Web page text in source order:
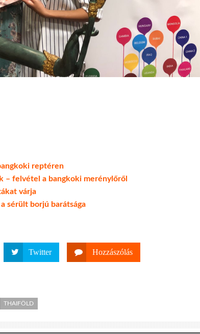
reptéren
– felvétel a bangkoki merénylőről
várja
sérült borjú barátsága
Twitter Hozzászólás
THAIFÖLD